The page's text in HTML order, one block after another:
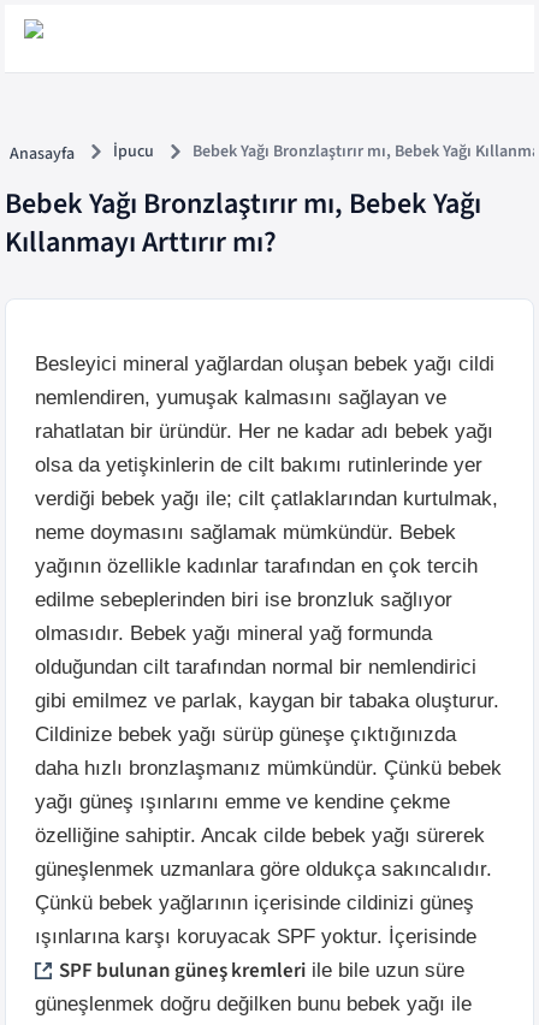
Anasayfa İpucu Bebek Yağı Bronzlaştırır mı, Bebek Yağı
Bebek Yağı Bronzlaştırır mı, Bebek Yağı
Kıllanmayı Arttırır mı?
Besleyici mineral yağlardan oluşan bebek yağı cildi
nemlendiren, yumuşak kalmasını sağlayan ve
rahatlatan bir üründür. Her ne kadar adı bebek yağı
olsa da yetişkinlerin de cilt bakımı rutinlerinde yer
verdiği bebek yağı ile; cilt çatlaklarından kurtulmak,
neme doymasını sağlamak mümkündür. Bebek
yağının özellikle kadınlar tarafından en çok tercih
edilme sebeplerinden biri ise bronzluk sağlıyor
olmasıdır. Bebek yağı mineral yağ formunda
olduğundan cilt tarafından normal bir nemlendirici
gibi emilmez ve parlak, kaygan bir tabaka oluşturur.
Cildinize bebek yağı sürüp güneşe çıktığınızda
daha hızlı bronzlaşmanız mümkündür. Çünkü bebek
yağı güneş ışınlarını emme ve kendine çekme
özelliğine sahiptir. Ancak cilde bebek yağı sürerek
güneşlenmek uzmanlara göre oldukça sakıncalıdır.
Çünkü bebek yağlarının içerisinde cildinizi güneş
ışınlarına karşı koruyacak SPF yoktur. İçerisinde
SPF bulunan güneş kremleri ile bile uzun süre
güneşlenmek doğru değilken bunu bebek yağı ile